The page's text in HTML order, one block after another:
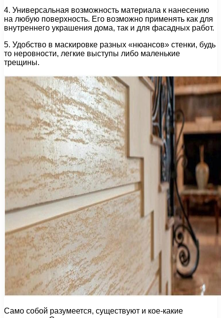
4. Универсальная возможность материала к нанесению
на любую поверхность. Его возможно применять как для
внутреннего украшения дома, так и для фасадных работ.
5. Удобство в маскировке разных «нюансов» стенки, будь
то неровности, легкие выступы либо маленькие
трещины.
Само собой разумеется, существуют и кое-какие